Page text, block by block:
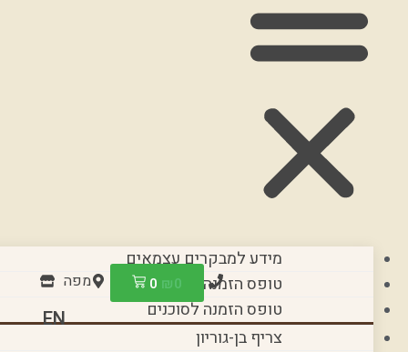
מידע למבקרים עצמאים
טופס הזמנה לקבוצות
טופס הזמנה לסוכנים
צריף בן-גוריון
₪0
0 מפה
EN